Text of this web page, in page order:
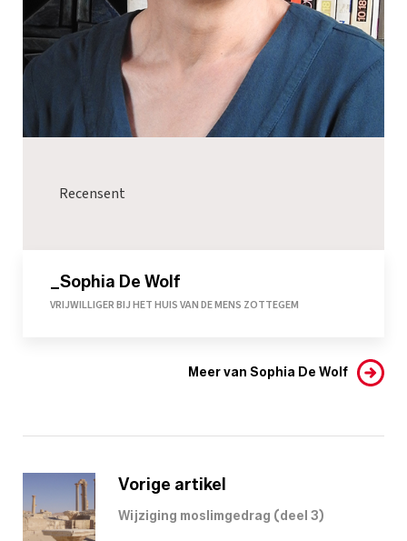
Recensent
_Sophia De Wolf
VRIJWILLIGER BIJ HET HUIS VAN DE MENS ZOTTEGEM
Meer van Sophia De Wolf
Vorige artikel
Wijziging moslimgedrag (deel 3)